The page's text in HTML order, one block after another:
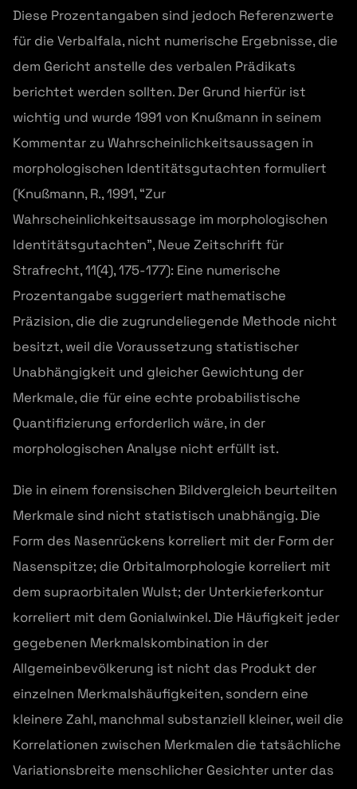
Diese Prozentangaben sind jedoch Referenzwerte
für die Verbalfala, nicht numerische Ergebnisse, die
dem Gericht anstelle des verbalen Prädikats
berichtet werden sollten. Der Grund hierfür ist
wichtig und wurde 1991 von Knußmann in seinem
Kommentar zu Wahrscheinlichkeitsaussagen in
morphologischen Identitätsgutachten formuliert
(Knußmann, R., 1991, “Zur
Wahrscheinlichkeitsaussage im morphologischen
Identitätsgutachten”, Neue Zeitschrift für
Strafrecht, 11(4), 175-177): Eine numerische
Prozentangabe suggeriert mathematische
Präzision, die die zugrundeliegende Methode nicht
besitzt, weil die Voraussetzung statistischer
Unabhängigkeit und gleicher Gewichtung der
Merkmale, die für eine echte probabilistische
Quantifizierung erforderlich wäre, in der
morphologischen Analyse nicht erfüllt ist.
Die in einem forensischen Bildvergleich beurteilten
Merkmale sind nicht statistisch unabhängig. Die
Form des Nasenrückens korreliert mit der Form der
Nasenspitze; die Orbitalmorphologie korreliert mit
dem supraorbitalen Wulst; der Unterkieferkontur
korreliert mit dem Gonialwinkel. Die Häufigkeit jeder
gegebenen Merkmalskombination in der
Allgemeinbevölkerung ist nicht das Produkt der
einzelnen Merkmalshäufigkeiten, sondern eine
kleinere Zahl, manchmal substanziell kleiner, weil die
Korrelationen zwischen Merkmalen die tatsächliche
Variationsbreite menschlicher Gesichter unter das